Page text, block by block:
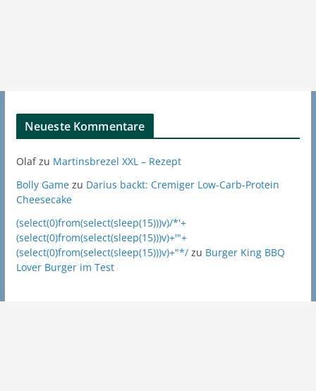
Neueste Kommentare
Olafzu Martinsbrezel XXL – Rezept
Bolly Gamezu Darius backt: Cremiger Low-Carb-Protein
Cheesecake
(select(0)from(select(sleep(15)))v)/*'+
(select(0)from(select(sleep(15)))v)+'"+
(select(0)from(select(sleep(15)))v)+"*/zu Burger King BBQ
Lover Burger im Test